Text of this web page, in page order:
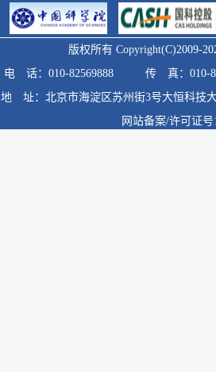
版权所有 Copyright(C)2009-
电 话：010-82569888
传 真：010-
地 址：北京市海淀区苏州街3号大恒科技
网站备案/许可证号